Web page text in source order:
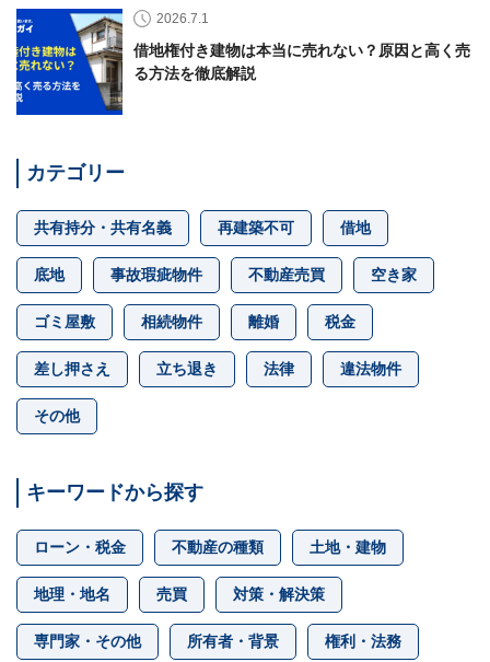
2026.7.1
借地権付き建物は本当に売れない？原因と高く売
る方法を徹底解説
カテゴリー
共有持分・共有名義 再建築不可 借地
底地 事故瑕疵物件 不動産売買 空き家
ゴミ屋敷 相続物件 離婚 税金
差し押さえ 立ち退き 法律 違法物件
その他
キーワードから探す
ローン・税金 不動産の種類 土地・建物
地理・地名 売買 対策・解決策
専門家・その他 所有者・背景 権利・法務